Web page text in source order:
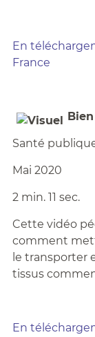
En
France
Santé
Mai 2020
2 min. 11 sec.
Cette vidéo
comment
le transporter
tissus
En